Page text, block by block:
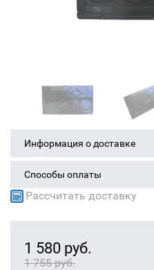
Информация о доставке
Способы оплаты
Рассчитать доставку
1 580 руб.
1 755 руб.